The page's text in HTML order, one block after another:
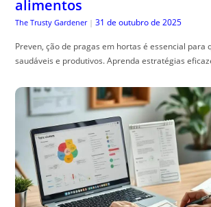
alimentos
The Trusty Gardener | 31 de outubro de 2025
Preven, ção de pragas em hortas é essencial para
saudáveis e produtivos. Aprenda estratégias